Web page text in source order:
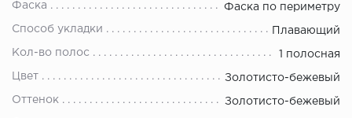
Фаска Фаска по периметру
Способ укладки Плавающий
Кол-во полос 1 полосная
Цвет Золотисто-бежевый
Оттенок Золотисто-бежевый